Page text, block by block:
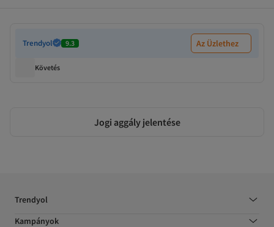
Trendyol 9.3 Az Üzlethez
Követés
Jogi aggály jelentése
Trendyol
Kampányok